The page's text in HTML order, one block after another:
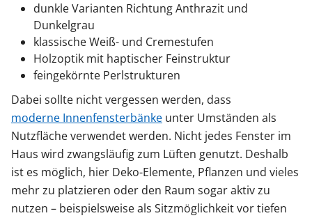
dunkle Varianten Richtung Anthrazit und
Dunkelgrau
klassische Weiß- und Cremestufen
Holzoptik mit haptischer Feinstruktur
feingekörnte Perlstrukturen
Dabei sollte nicht vergessen werden, dass
moderne Innenfensterbänke unter Umständen als
Nutzfläche verwendet werden. Nicht jedes Fenster im
Haus wird zwangsläufig zum Lüften genutzt. Deshalb
ist es möglich, hier Deko-Elemente, Pflanzen und vieles
mehr zu platzieren oder den Raum sogar aktiv zu
nutzen – beispielsweise als Sitzmöglichkeit vor tiefen